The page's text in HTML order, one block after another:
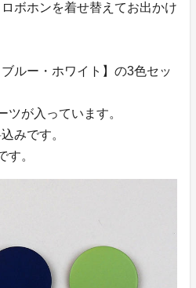
ボホンを着せ替えてお出かけ
ルー・ホワイト】の3色セッ
が入っています。
みです。
。